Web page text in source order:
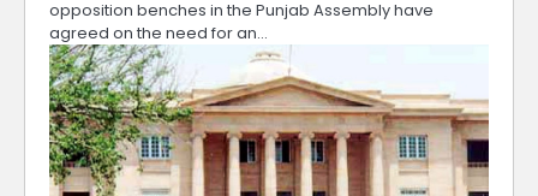
opposition benches in the Punjab Assembly have
agreed on the need for an…